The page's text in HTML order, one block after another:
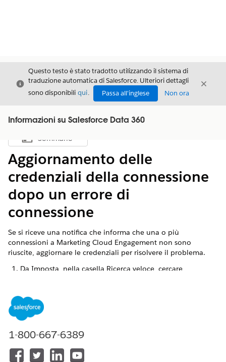
Chiudi
Questo testo è stato tradotto utilizzando il sistema di
traduzione automatica di Salesforce. Ulteriori dettagli
sono disponibili qui. Passa all'inglese Non ora
Chiudi
Informazioni su Salesforce Data 360
Mostra sommario
Sommario
Aggiornamento delle
credenziali della connessione
dopo un errore di
connessione
Se si riceve una notifica che informa che una o più
connessioni a Marketing Cloud Engagement non sono
riuscite, aggiornare le credenziali per risolvere il problema.
Da Imposta, nella casella Ricerca veloce, cercare
A destra della connessione, fare clic sulla freccia Giù e
selezionare
A destra delle credenziali, fare clic su
Aggiornare le credenziali.
1-800-667-6389